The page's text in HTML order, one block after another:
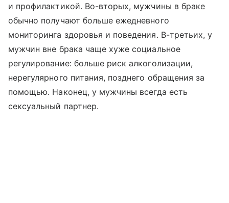
и профилактикой. Во-вторых, мужчины в браке
обычно получают больше ежедневного
мониторинга здоровья и поведения. В-третьих, у
мужчин вне брака чаще хуже социальное
регулирование: больше риск алкоголизации,
нерегулярного питания, позднего обращения за
помощью. Наконец, у мужчины всегда есть
сексуальный партнер.